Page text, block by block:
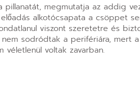
megmutatja az addig
alkotócsapata a csöppet
viszont szeretetre és
sodródtak a perifériára, mert
véletlenül voltak zavarban.